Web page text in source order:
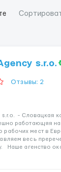
s.r.o.
Отзывы: 2
s.r.o. ​ - Словацкая
работающяя на
рабочих мест в
весь
Наше агенство